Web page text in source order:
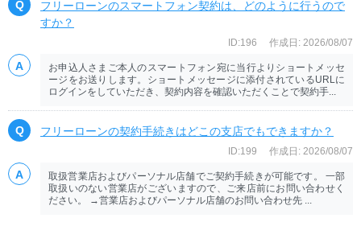
フリーローンのスマートフォン契約は、どのように行うので
すか？
ID:196 作成日: 2026/08/07
お申込人さまご本人のスマートフォン宛に当行よりショートメッセ
ージをお送りします。ショートメッセージに添付されているURLに
ログインをしていただき、契約内容を確認いただくことで契約手...
フリーローンの契約手続きはどこの支店でもできますか？
ID:199 作成日: 2026/08/07
取扱営業店およびパーソナル店舗でご契約手続きが可能です。 一部
取扱いのない営業店がございますので、ご来店前にお問い合わせく
ださい。 →営業店およびパーソナル店舗のお問い合わせ先 ...